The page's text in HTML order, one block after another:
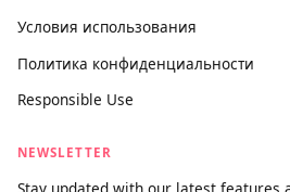
ПОДДЕРЖКА
О нас
Контакты
info@videodownloader.net